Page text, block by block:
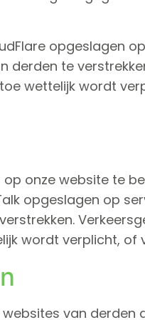
opgeslagen
te
wettelijk wordt
onze website te
opgeslagen op
wordt verplicht,
van